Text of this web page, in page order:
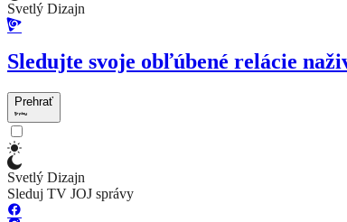
Svetlý Dizajn
Sledujte svoje obľúbené relácie
Prehrať
Svetlý Dizajn
Sleduj TV JOJ správy